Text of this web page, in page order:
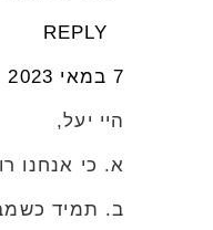
REPLY
7 במאי 2023 בשעה 7:36
היי יעל,
א. כי אנחנו
ב. תמיד